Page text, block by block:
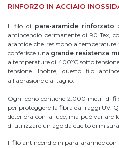
RINFORZO IN ACCIAIO
Il filo di para-aramide rinforzato
antincendio permanente di 90 Tex,
aramide che resistono a temperature
conferisce una grande resistenza
a temperature di 400ºC sotto
tensione. Inoltre, questo filo
all'abrasione e al taglio.
Ogni cono contiene 2.000 metri di
per proteggere la fibra dai raggi UV.
deteriora con la luce, ma può variare
di utilizzare un ago da cucito di
Il filo antincendio in para-aramide con